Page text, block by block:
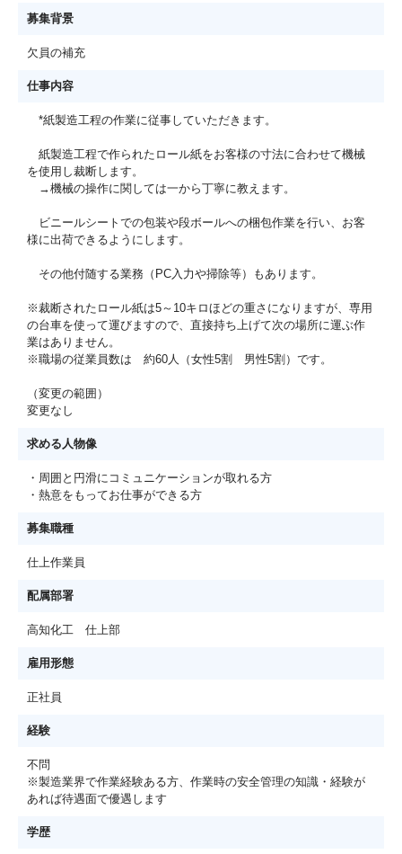
募集背景
欠員の補充
仕事内容
*紙製造工程の作業に従事していただきます。
紙製造工程で作られたロール紙をお客様の寸法に合わせて機械
を使用し裁断します。
→機械の操作に関しては一から丁寧に教えます。
ビニールシートでの包装や段ボールへの梱包作業を行い、お客
様に出荷できるようにします。
その他付随する業務（PC入力や掃除等）もあります。
※裁断されたロール紙は5～10キロほどの重さになりますが、専用
の台車を使って運びますので、直接持ち上げて次の場所に運ぶ作
業はありません。
※職場の従業員数は 約60人（女性5割 男性5割）です。
（変更の範囲）
変更なし
求める人物像
・周囲と円滑にコミュニケーションが取れる方
・熱意をもってお仕事ができる方
募集職種
仕上作業員
配属部署
高知化工 仕上部
雇用形態
正社員
経験
不問
※製造業界で作業経験ある方、作業時の安全管理の知識・経験が
あれば待遇面で優遇します
学歴